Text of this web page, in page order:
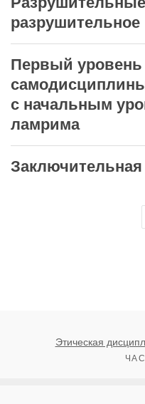
Первый уровень
с начальным
ламрима
Этическая